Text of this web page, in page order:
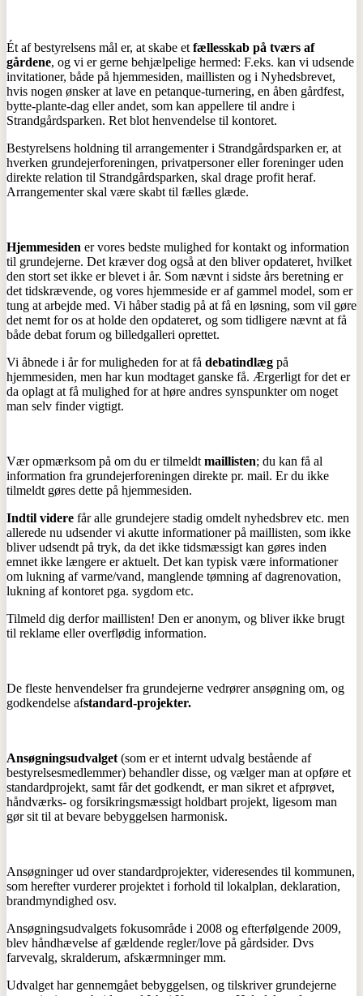
Ét af bestyrelsens mål er, at skabe et fællesskab på tværs af
gårdene, og vi er gerne behjælpelige hermed: F.eks. kan vi udsende
invitationer, både på hjemmesiden, maillisten og i Nyhedsbrevet,
hvis nogen ønsker at lave en petanque-turnering, en åben gårdfest,
bytte-plante-dag eller andet, som kan appellere til andre i
Strandgårdsparken. Ret blot henvendelse til kontoret.
Bestyrelsens holdning til arrangementer i Strandgårdsparken er, at
hverken grundejerforeningen, privatpersoner eller foreninger uden
direkte relation til Strandgårdsparken, skal drage profit heraf.
Arrangementer skal være skabt til fælles glæde.
Hjemmesiden er vores bedste mulighed for kontakt og information
til grundejerne. Det kræver dog også at den bliver opdateret, hvilket
den stort set ikke er blevet i år. Som nævnt i sidste års beretning er
det tidskrævende, og vores hjemmeside er af gammel model, som er
tung at arbejde med. Vi håber stadig på at få en løsning, som vil gøre
det nemt for os at holde den opdateret, og som tidligere nævnt at få
både debat forum og billedgalleri oprettet.
Vi åbnede i år for muligheden for at få debatindlæg på
hjemmesiden, men har kun modtaget ganske få. Ærgerligt for det er
da oplagt at få mulighed for at høre andres synspunkter om noget
man selv finder vigtigt.
Vær opmærksom på om du er tilmeldt maillisten; du kan få al
information fra grundejerforeningen direkte pr. mail. Er du ikke
tilmeldt gøres dette på hjemmesiden.
Indtil videre får alle grundejere stadig omdelt nyhedsbrev etc. men
allerede nu udsender vi akutte informationer på maillisten, som ikke
bliver udsendt på tryk, da det ikke tidsmæssigt kan gøres inden
emnet ikke længere er aktuelt. Det kan typisk være informationer
om lukning af varme/vand, manglende tømning af dagrenovation,
lukning af kontoret pga. sygdom etc.
Tilmeld dig derfor maillisten! Den er anonym, og bliver ikke brugt
til reklame eller overflødig information.
De fleste henvendelser fra grundejerne vedrører ansøgning om, og
godkendelse afstandard-projekter.
Ansøgningsudvalget (som er et internt udvalg bestående af
bestyrelsesmedlemmer) behandler disse, og vælger man at opføre et
standardprojekt, samt får det godkendt, er man sikret et afprøvet,
håndværks- og forsikringsmæssigt holdbart projekt, ligesom man
gør sit til at bevare bebyggelsen harmonisk.
Ansøgninger ud over standardprojekter, videresendes til kommunen,
som herefter vurderer projektet i forhold til lokalplan, deklaration,
brandmyndighed osv.
Ansøgningsudvalgets fokusområde i 2008 og efterfølgende 2009,
blev håndhævelse af gældende regler/love på gårdsider. Dvs
farvevalg, skralderum, afskærmninger mm.
Udvalget har gennemgået bebyggelsen, og tilskriver grundejerne